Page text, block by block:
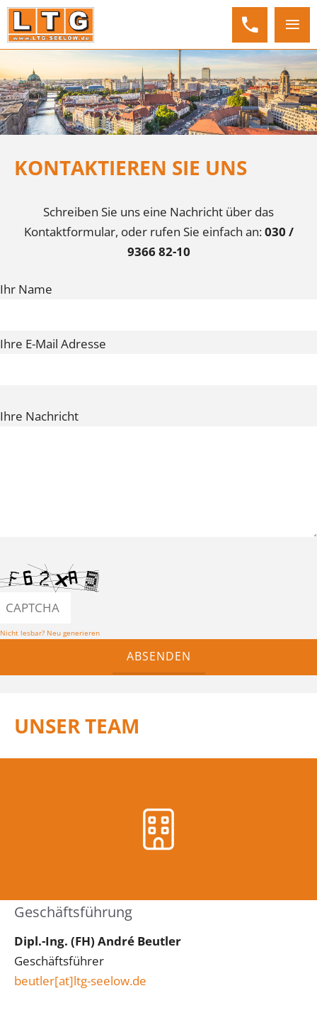
KONTAKTIEREN SIE UNS
Schreiben Sie uns eine Nachricht über das
Kontaktformular, oder rufen Sie einfach an:030 /
9366 82-10
Ihr Name
Ihre E-Mail Adresse
Ihre Nachricht
Nicht lesbar? Neu generieren
ABSENDEN
UNSER TEAM
Geschäftsführung
Dipl.-Ing. (FH) André Beutler
Geschäftsführer
beutler[at]ltg-seelow.de